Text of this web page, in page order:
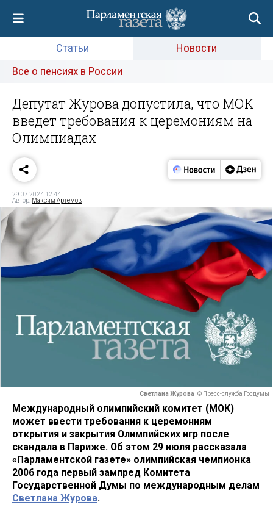
Статьи
Новости
Все о пенсиях в России
Депутат Журова допустила, что МОК
введет требования к церемониям на
Олимпиадах
29.07.2024 12:44
Автор: Максим Артемов
Светлана Журова © Пресс-служба Госдумы
Международный олимпийский комитет (МОК)
может ввести требования к церемониям
открытия и закрытия Олимпийских игр после
скандала в Париже. Об этом 29 июля рассказала
«Парламентской газете» олимпийская чемпионка
2006 года первый зампред Комитета
Государственной Думы по международным делам
Светлана Журова.